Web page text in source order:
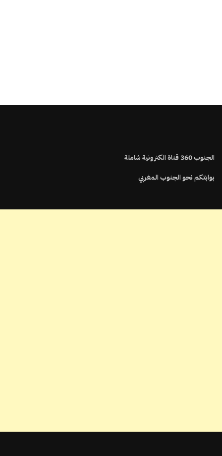
الجنوب360قناة الكترونية شاملة
بوابتكم نحو الجنوب المغربي